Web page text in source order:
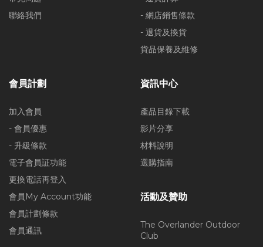
聯絡我們
- 網店銷售條款
- 退貨及換貨
貨品保養及維修
會員計劃
加入會員
- 會員優惠
- 升級條款
電子會員証功能
更換電話再登入
會員My Account功能
會員計劃條款
會員通訊
資訊中心
產品目錄下載
影片分享
材料說明
選購指南
活動及贊助
The Overlander Outdoor
Club